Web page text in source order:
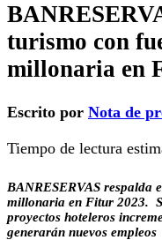
turismo con
millonaria en
Escrito por Nota de
Tiempo de lectura
BANRESERVAS respalda
millonaria en Fitur 2023.
proyectos hoteleros
generarán nuevos empleos